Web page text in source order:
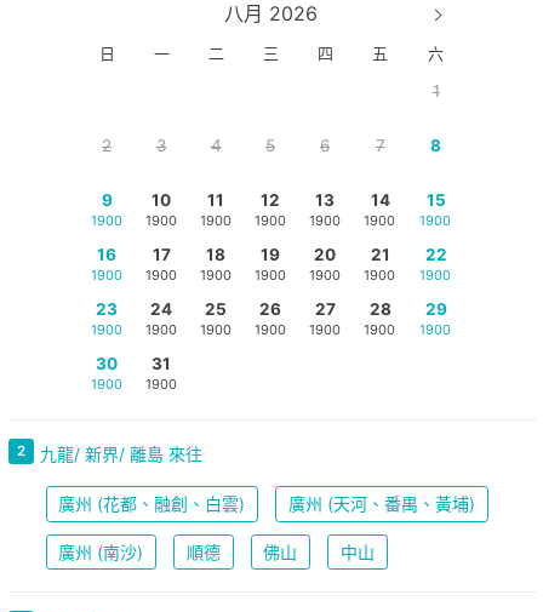
八月 2026
日 一 二 三 四 五
六
1
2 3 4 5 6 7 8
9
1900
10
1900
11
1900
12
1900
13
1900
14
1900
15
1900
16
1900
17
1900
18
1900
19
1900
20
1900
21
1900
22
1900
23
1900
24
1900
25
1900
26
1900
27
1900
28
1900
29
1900
30
1900
31
1900
2 九龍/ 新界/ 離島 來往
廣州 (花都、融創、白雲) 廣州 (天河、番禺、黃埔)
廣州 (南沙) 順德 佛山 中山